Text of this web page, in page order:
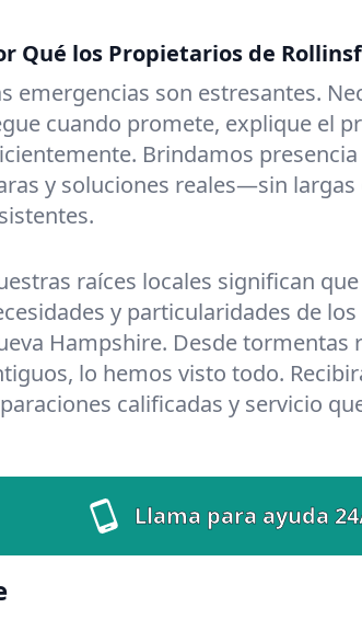
Qué los Propietarios de
emergencias son estresantes.
cuando promete, explique el
Brindamos
y soluciones reales—sin largas
raíces locales significan
y particularidades de
Hampshire. Desde tormentas
lo hemos visto todo.
calificadas y servicio
Llama para ayuda